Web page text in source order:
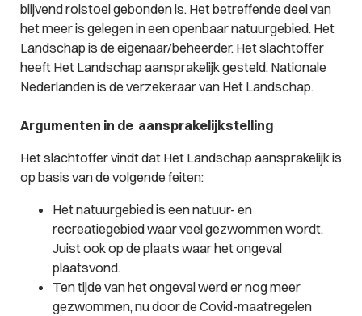
blijvend rolstoel gebonden is. Het betreffende deel van
het meer is gelegen in een openbaar natuurgebied. Het
Landschap is de eigenaar/beheerder. Het slachtoffer
heeft Het Landschap aansprakelijk gesteld. Nationale
Nederlanden is de verzekeraar van Het Landschap.
Argumenten in de aansprakelijkstelling
Het slachtoffer vindt dat Het Landschap aansprakelijk is
op basis van de volgende feiten:
Het natuurgebied is een natuur- en
recreatiegebied waar veel gezwommen wordt.
Juist ook op de plaats waar het ongeval
plaatsvond.
Ten tijde van het ongeval werd er nog meer
gezwommen, nu door de Covid-maatregelen